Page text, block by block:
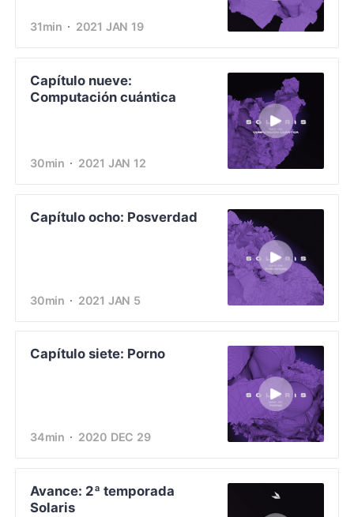
31min 2021 JAN 19
Capítulo nueve:
Computación cuántica
30min 2021 JAN 12
Capítulo ocho: Posverdad
30min 2021 JAN 5
Capítulo siete: Porno
34min 2020 DEC 29
Avance: 2ª temporada
Solaris